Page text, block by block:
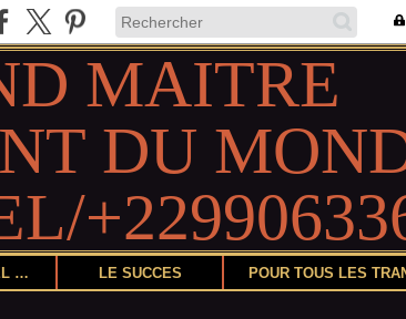
GUÉRISSEUR TRADITIONNEL ET HERBORISTE LE SUCCÈS